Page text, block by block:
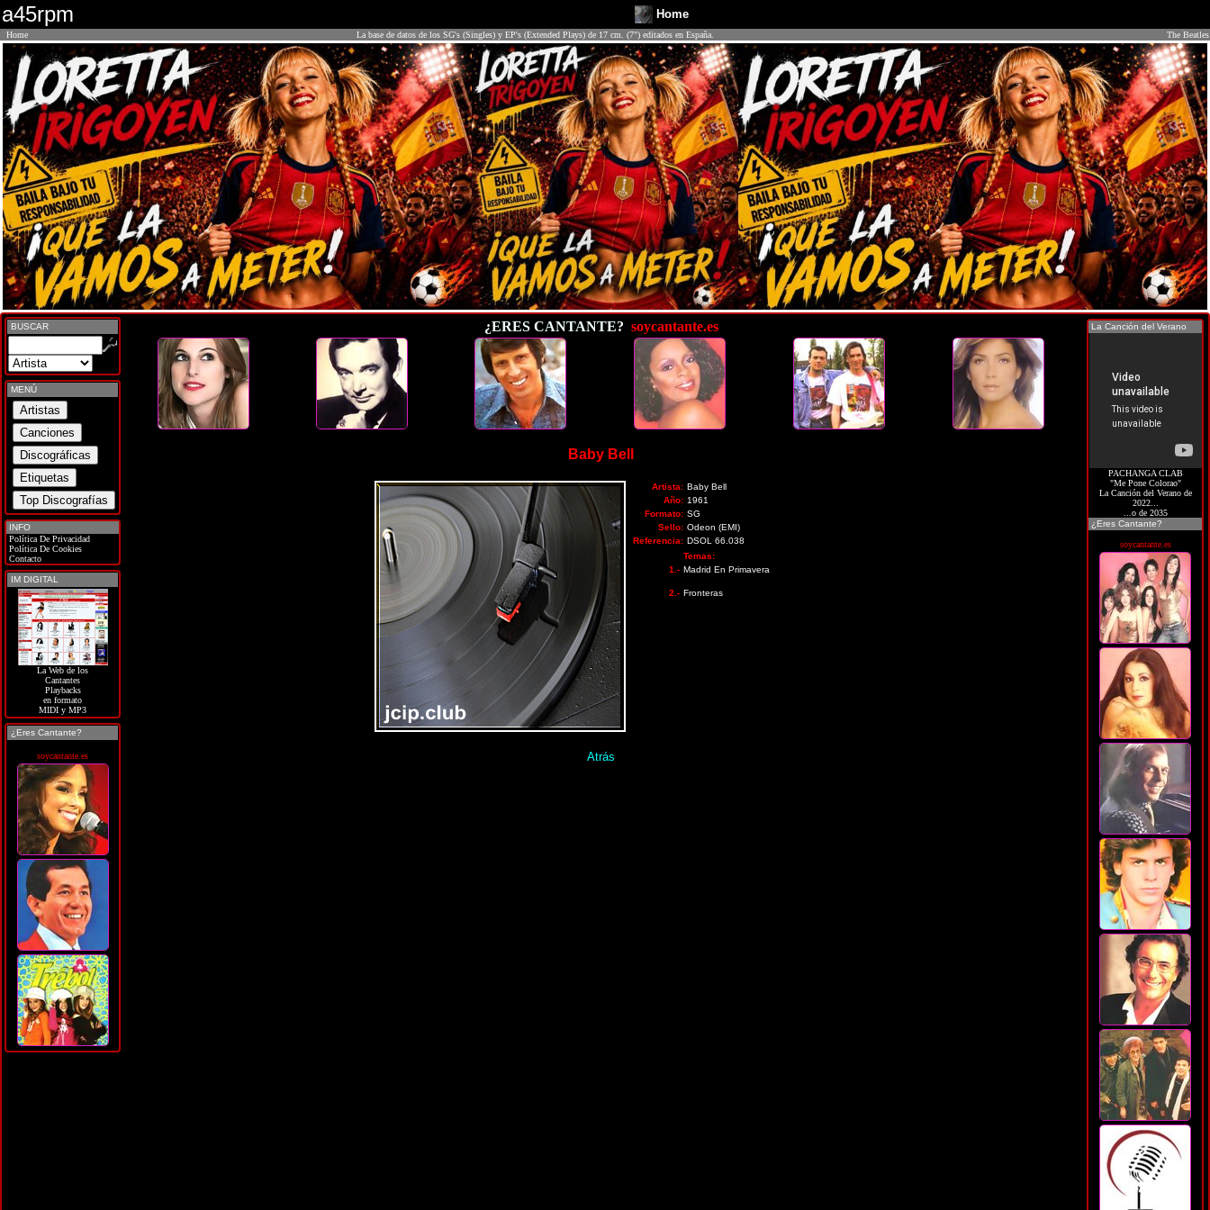
a45rpm Home
Home La base de datos de los SG's (Singles) y EP's (Extended Plays) de 17 cm. (7") editados en España. The Beatles
BUSCAR
MENÚ
INFO
Política De Privacidad
Política De Cookies
Contacto
IM DIGITAL
La Web de los
Cantantes
Playbacks
en formato
MIDI y MP3
¿Eres Cantante?
soycantante.es
¿ERES CANTANTE? soycantante.es
Baby Bell
Artista: Baby Bell
Año: 1961
Formato: SG
Sello: Odeon (EMI)
Referencia: DSOL 66.038
Temas:
1.- Madrid En Primavera
2.- Fronteras
Atrás
La Canción del Verano
PACHANGA CLAB
"Me Pone Colorao"
La Canción del Verano de
2022...
...o de 2035
¿Eres Cantante?
soycantante.es